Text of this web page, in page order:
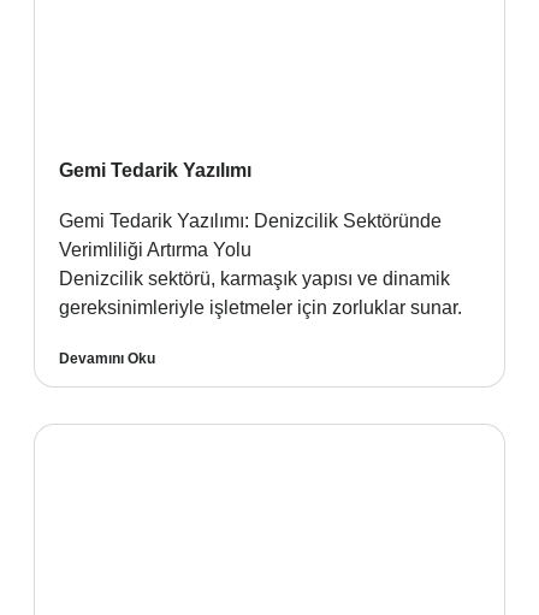
Gemi Tedarik Yazılımı
Gemi Tedarik Yazılımı: Denizcilik Sektöründe
Verimliliği Artırma Yolu
Denizcilik sektörü, karmaşık yapısı ve dinamik
gereksinimleriyle işletmeler için zorluklar sunar.
Devamını Oku